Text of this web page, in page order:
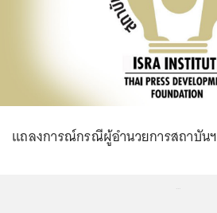
แถลงการณ์กรณีผู้อำนวยการสถาบัน